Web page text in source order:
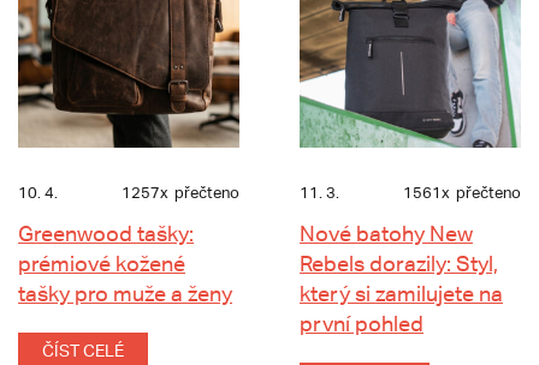
10. 4. 1257x přečteno
Greenwood tašky:
prémiové kožené
tašky pro muže a ženy
ČÍST CELÉ
11. 3. 1561x přečteno
Nové batohy New
Rebels dorazily: Styl,
který si zamilujete na
první pohled